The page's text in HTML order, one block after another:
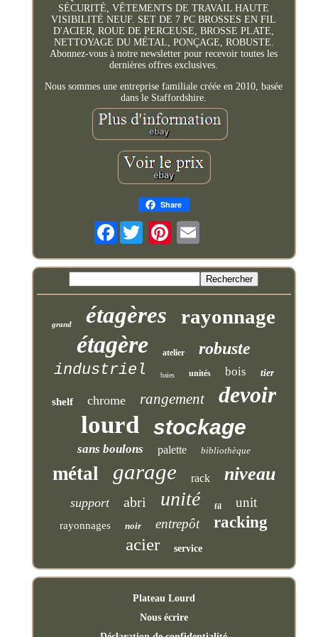
SÉCURITÉ, VÊTEMENTS DE TRAVAIL HAUTE
VISIBILITÉ NEUF. SET DE 7 PC BROSSES EN FIL
D'ACIER, ROUE DE PERCEUSE, BROSSE PLATE,
NETTOYAGE DU MÉTAL, PONÇAGE, ROBUSTE.
Abonnez-vous à notre newsletter pour recevoir toutes les
dernières offres exclusives.
Nous sommes une entreprise familiale créée en 2010, basée
dans le Staffordshire.
Share
Facebook
grand étagères rayonnage
étagère atelier robuste
industriel baies unités bois tier
shelf chrome rangement devoir
lourd stockage
sans boulons palette bibliothèque
métal garage rack niveau
support abri unité fil unit
rayonnages noir entrepôt racking
acier service
Plateau Lourd
Nous écrire